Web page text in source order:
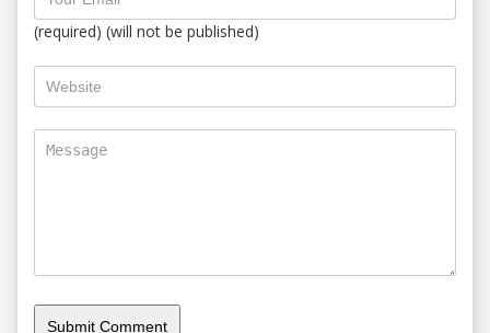
(required) (will not be published)